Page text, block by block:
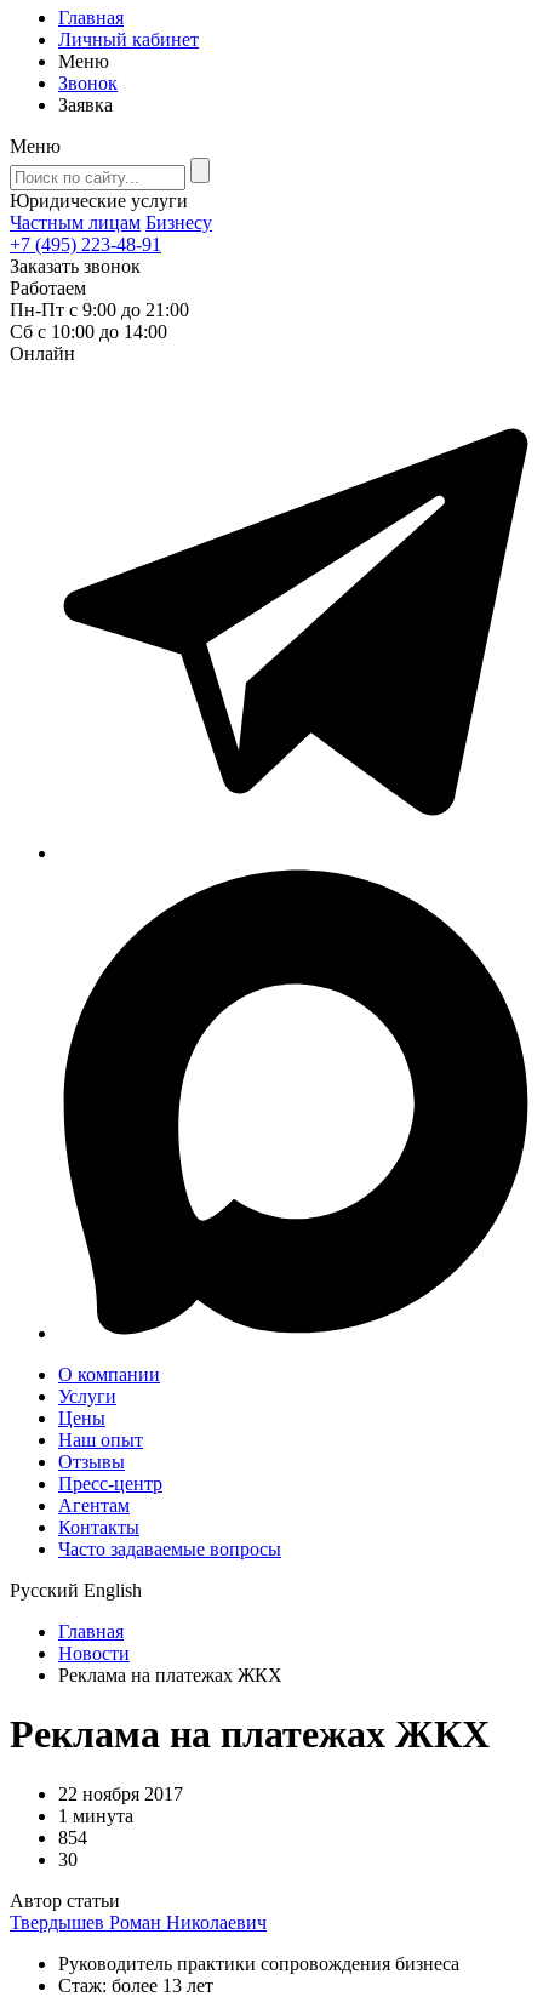
Главная
Личный кабинет
Меню
Звонок
Заявка
Меню
Юридические услуги
Частным лицам Бизнесу
+7 (495) 223-48-91
Заказать звонок
Работаем
Пн-Пт с 9:00 до 21:00
Сб с 10:00 до 14:00
Онлайн
О компании
Услуги
Цены
Наш опыт
Отзывы
Пресс-центр
Агентам
Контакты
Часто задаваемые вопросы
Русский English
Главная
Новости
Реклама на платежах ЖКХ
Реклама на платежах ЖКХ
22 ноября 2017
1 минута
854
30
Автор статьи
Твердышев Роман Николаевич
Руководитель практики сопровождения бизнеса
Стаж: более 13 лет